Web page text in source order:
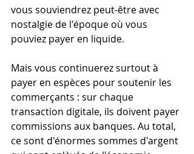
vous souviendrez peut-être avec
nostalgie de l'époque où vous
pouviez payer en liquide.
Mais vous continuerez surtout à
payer en espèces pour soutenir les
commerçants : sur chaque
transaction digitale, ils doivent payer
commissions aux banques. Au total,
ce sont d'énormes sommes d'argent